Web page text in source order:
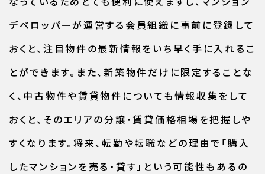
デベロッパーが運営する会員組織に事前に登録して
おくと、注目物件の最新情報をいち早く手に入れるこ
とができます。また、新築物件だけに限定することな
く、中古物件や賃貸物件についても情報収集をして
おくと、そのエリアの分譲・賃貸価格相場を把握しや
すくなります。将来、転勤や転職などの理由で「購入
したマンションを売る・貸す」という可能性もあるの